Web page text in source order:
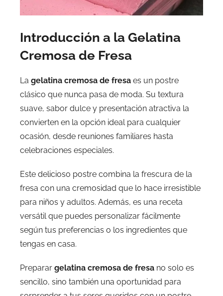
Introducción a la Gelatina
Cremosa de Fresa
La gelatina cremosa de fresa es un postre
clásico que nunca pasa de moda. Su textura
suave, sabor dulce y presentación atractiva la
convierten en la opción ideal para cualquier
ocasión, desde reuniones familiares hasta
celebraciones especiales.
Este delicioso postre combina la frescura de la
fresa con una cremosidad que lo hace irresistible
para niños y adultos. Además, es una receta
versátil que puedes personalizar fácilmente
según tus preferencias o los ingredientes que
tengas en casa.
Preparar gelatina cremosa de fresa no solo es
sencillo, sino también una oportunidad para